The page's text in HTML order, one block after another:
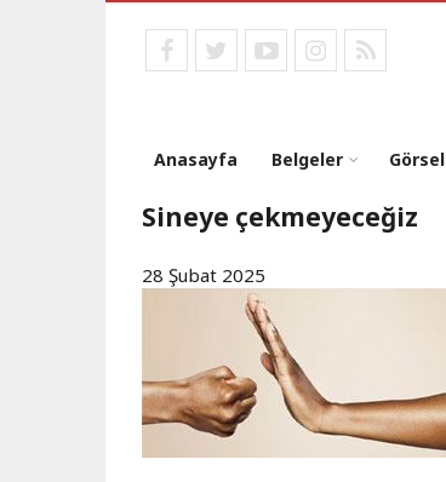
facebooktwitteryoutubeinstagram
RSS
Anasayfa Belgeler Görsel
Sineye çekmeyeceğiz
28 Şubat 2025